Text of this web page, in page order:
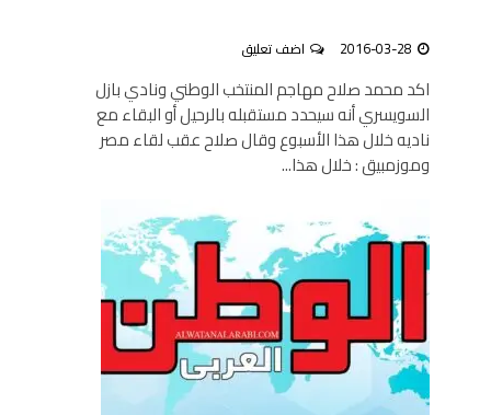
2016-03-28 اضف تعليق
اكد محمد صلاح مهاجم المنتخب الوطني ونادي بازل
السويسري أنه سيحدد مستقبله بالرحيل أو البقاء مع
ناديه خلال هذا الأسبوع وقال صلاح عقب لقاء مصر
وموزمبيق : خلال هذا...